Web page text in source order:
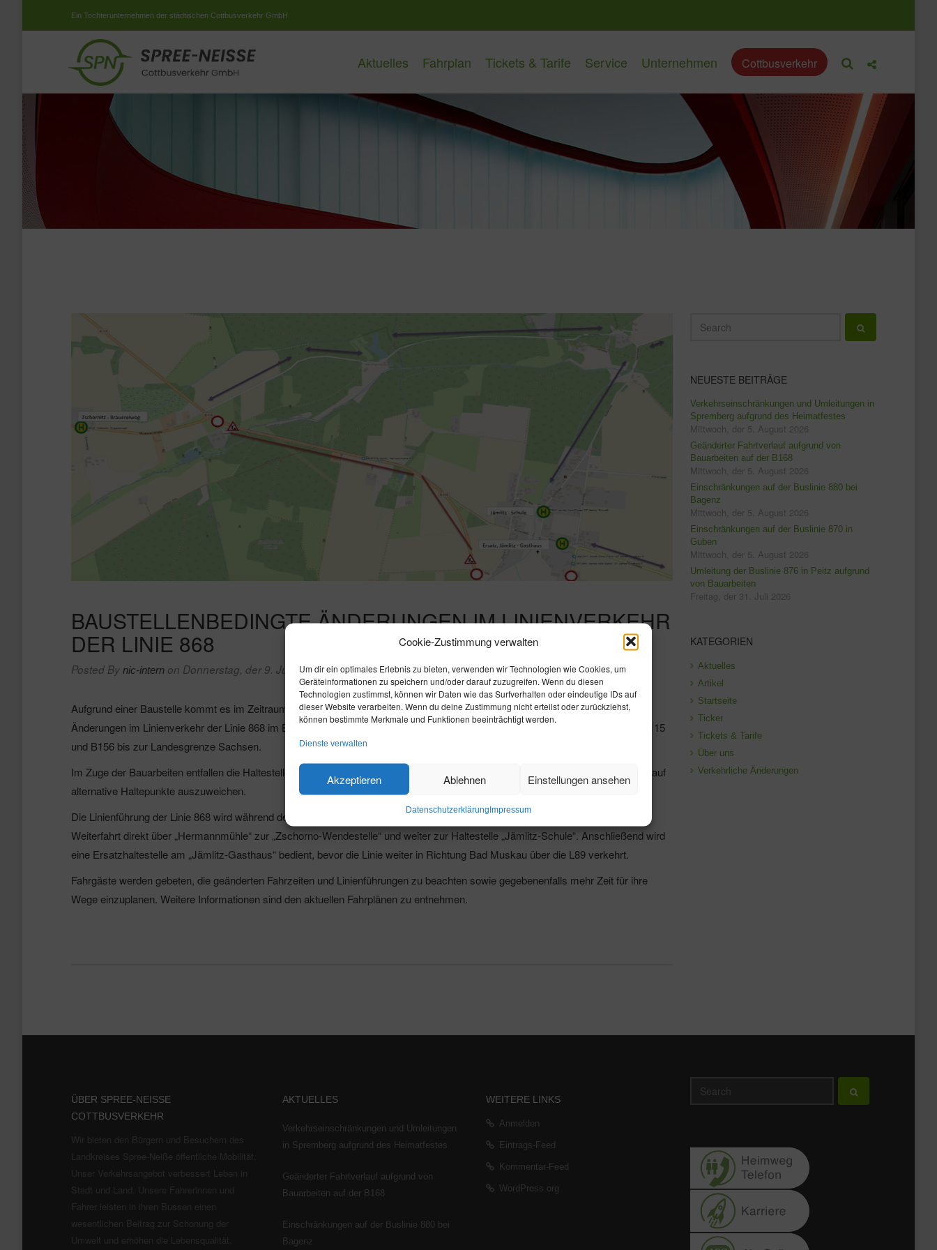
Cookie-Zustimmung verwalten
Um dir ein optimales Erlebnis zu bieten, verwenden wir Technologien wie Cookies, um
Geräteinformationen zu speichern und/oder darauf zuzugreifen. Wenn du diesen
Technologien zustimmst, können wir Daten wie das Surfverhalten oder eindeutige IDs auf
dieser Website verarbeiten. Wenn du deine Zustimmung nicht erteilst oder zurückziehst,
können bestimmte Merkmale und Funktionen beeinträchtigt werden.
Dienste verwalten
Akzeptieren Ablehnen Einstellungen ansehen
DatenschutzerklärungImpressum
Ein Tochterunternehmen der städtischen Cottbusverkehr GmbH
Aktuelles Fahrplan Tickets & Tarife Service Unternehmen Cottbusverkehr
BAUSTELLENBEDINGTE ÄNDERUNGEN IM LINIENVERKEHR
DER LINIE 868
Posted By nic-intern on Donnerstag, der 9. Juli 2026inAktuelles,Artikel,Startseite,Ticker,Verkehrliche Änderungen
Aufgrund einer Baustelle kommt es im Zeitraum vom 13. Juli 2026 bis voraussichtlich 21. August 2026 zu Einschränkungen und
Änderungen im Linienverkehr der Linie 868 im Bereich der Ortslage Tschernitz–Zschorno–Jämlitz entlang der Bundesstraßen B115
und B156 bis zur Landesgrenze Sachsen.
Im Zuge der Bauarbeiten entfallen die Haltestellen „Hermannmühle“ sowie „Jämlitz-Hütte“ ersatzlos. Fahrgäste werden gebeten, auf
alternative Haltepunkte auszuweichen.
Die Linienführung der Linie 868 wird während der Bauzeit angepasst. Ab der Haltestelle „Tschernitz-Brauereiweg“ erfolgt die
Weiterfahrt direkt über „Hermannmühle“ zur „Zschorno-Wendestelle“ und weiter zur Haltestelle „Jämlitz-Schule“. Anschließend wird
eine Ersatzhaltestelle am „Jämlitz-Gasthaus“ bedient, bevor die Linie weiter in Richtung Bad Muskau über die L89 verkehrt.
Fahrgäste werden gebeten, die geänderten Fahrzeiten und Linienführungen zu beachten sowie gegebenenfalls mehr Zeit für ihre
Wege einzuplanen. Weitere Informationen sind den aktuellen Fahrplänen zu entnehmen.
NEUESTE BEITRÄGE
Verkehrseinschränkungen und Umleitungen in
Spremberg aufgrund des Heimatfestes
Mittwoch, der 5. August 2026
Geänderter Fahrtverlauf aufgrund von
Bauarbeiten auf der B168
Mittwoch, der 5. August 2026
Einschränkungen auf der Buslinie 880 bei
Bagenz
Mittwoch, der 5. August 2026
Einschränkungen auf der Buslinie 870 in
Guben
Mittwoch, der 5. August 2026
Umleitung der Buslinie 876 in Peitz aufgrund
von Bauarbeiten
Freitag, der 31. Juli 2026
KATEGORIEN
Aktuelles
Artikel
Startseite
Ticker
Tickets & Tarife
Über uns
Verkehrliche Änderungen
ÜBER SPREE-NEISSE
COTTBUSVERKEHR
AKTUELLES
Verkehrseinschränkungen und Umleitungen
in Spremberg aufgrund des Heimatfestes
Geänderter Fahrtverlauf aufgrund von
Bauarbeiten auf der B168
Einschränkungen auf der Buslinie 880 bei
Bagenz
WEITERE LINKS
Anmelden
Eintrags-Feed
Kommentar-Feed
WordPress.org